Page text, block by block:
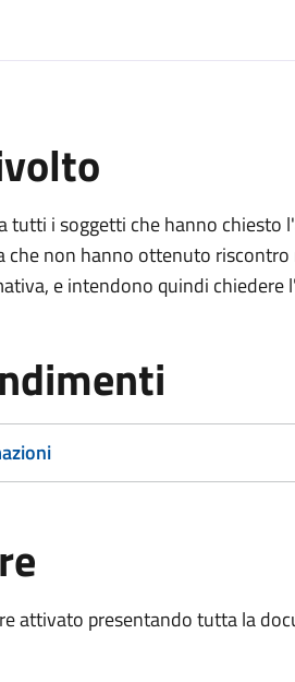
tutti i soggetti che hanno chiesto
che non hanno ottenuto
e intendono quindi
attivato presentando tutta la